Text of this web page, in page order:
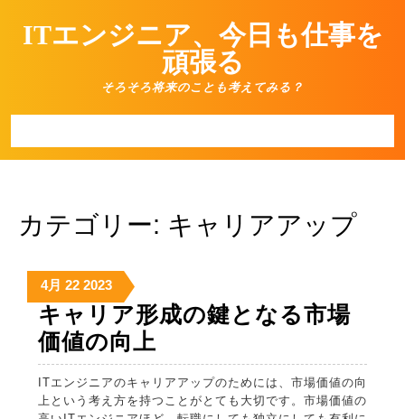
contentITエンジニア、今日も仕事を
頑張る
そろそろ将来のことも考えてみる？
カテゴリー: キャリアアップ
4月 2023/04/22
222023/04/22
20232023/04/22
キャリア形成の鍵となる市場
価値の向上
ャ
リ
上という考え方を持つことがとても大切です。市場価値の